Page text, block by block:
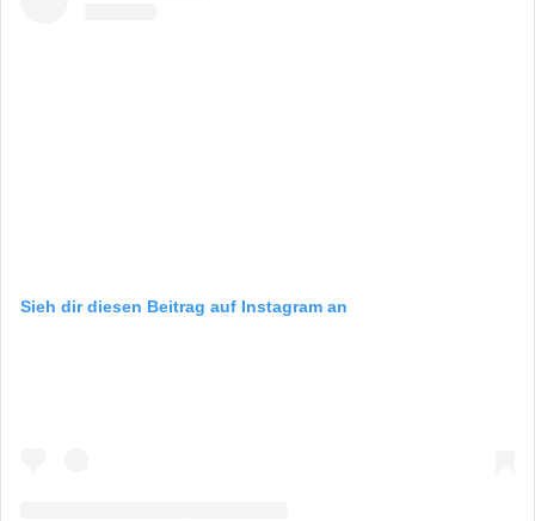
Sieh dir diesen Beitrag auf Instagram an